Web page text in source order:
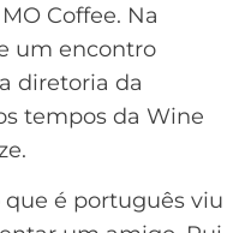
Coffee. Na
um encontro
diretoria da
tempos da Wine
é português viu